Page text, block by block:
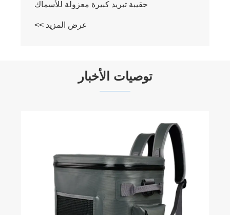
مبرد صيد معزول مانع للتسرب
عرض المزيد >>
توصيات الأخبار